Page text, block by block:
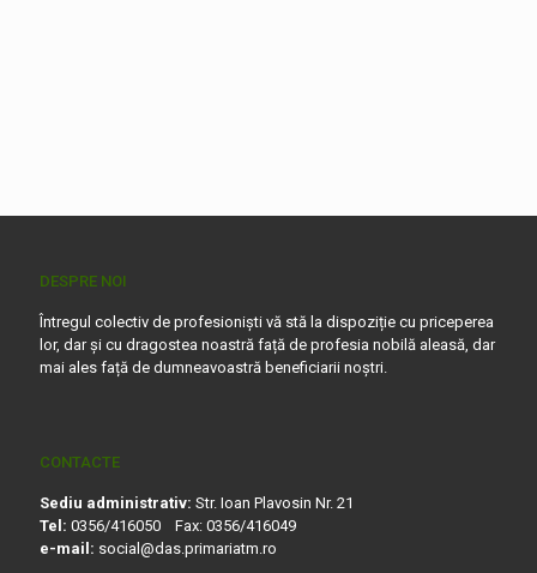
DESPRE NOI
Întregul colectiv de profesioniști vă stă la dispoziție cu priceperea
lor, dar și cu dragostea noastră față de profesia nobilă aleasă, dar
mai ales față de dumneavoastră beneficiarii noștri.
CONTACTE
Sediu administrativ: Str. Ioan Plavosin Nr. 21
Tel: 0356/416050 Fax: 0356/416049
e-mail: social@das.primariatm.ro